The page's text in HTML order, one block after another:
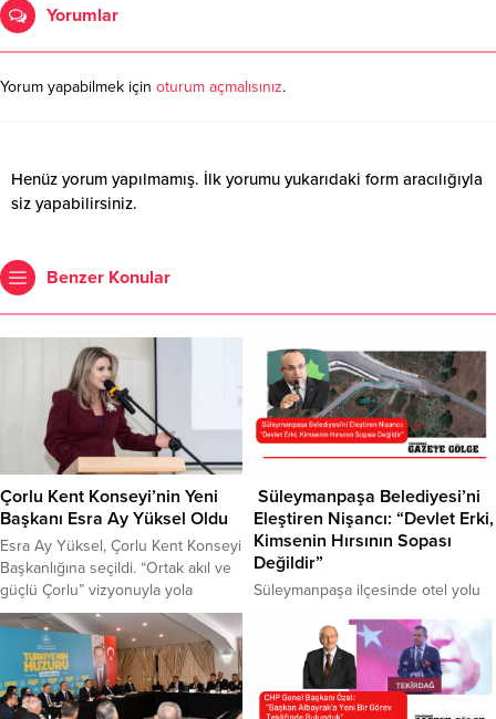
Yorumlar
Yorum yapabilmek için oturum açmalısınız.
Henüz yorum yapılmamış. İlk yorumu yukarıdaki form aracılığıyla
siz yapabilirsiniz.
Benzer Konular
Çorlu Kent Konseyi’nin Yeni
Başkanı Esra Ay Yüksel Oldu
Esra Ay Yüksel, Çorlu Kent Konseyi
Başkanlığına seçildi. “Ortak akıl ve
güçlü Çorlu” vizyonuyla yola
çıktığını belirten Yüksel, toplumun
tüm kesimlerini kapsayan projelerle
kenti ileri taşımayı hedeflediklerini
kaydetti. Çorlu Kent Konseyi
Olağan Genel Kurulu, 19 Ocak
Süleymanpaşa Belediyesi’ni
Eleştiren Nişancı: “Devlet Erki,
Kimsenin Hırsının Sopası
Değildir”
Süleymanpaşa ilçesinde otel yolu
Gelecek Partisi İl Başkanı Recep
Nişancı, Süleymanpaşa
Belediyesi’ne yönelik eleştirilerde
bulundu. Nişancı: “İmar Kanunu’nun